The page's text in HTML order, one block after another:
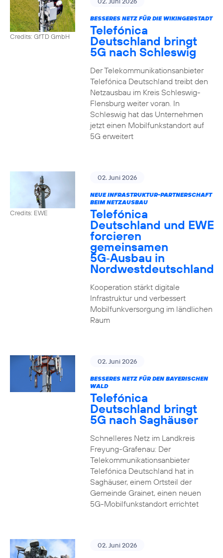
Credits: GfTD GmbH
BESSERES NETZ FÜR DIE WIKINGERSTADT
Telefónica
Deutschland bringt
5G nach Schleswig
Der Telekommunikationsanbieter
Telefónica Deutschland treibt den
Netzausbau im Kreis Schleswig-
Flensburg weiter voran. In
Schleswig hat das Unternehmen
jetzt einen Mobilfunkstandort auf
5G erweitert
Credits: EWE
02. Juni 2026
NEUE INFRASTRUKTUR-PARTNERSCHAFT
BEIM NETZAUSBAU
Telefónica
Deutschland und EWE
forcieren
gemeinsamen
5G‑Ausbau in
Nordwestdeutschland
Kooperation stärkt digitale
Infrastruktur und verbessert
Mobilfunkversorgung im ländlichen
Raum
02. Juni 2026
BESSERES NETZ FÜR DEN BAYERISCHEN
WALD
Telefónica
Deutschland bringt
5G nach Saghäuser
Schnelleres Netz im Landkreis
Freyung-Grafenau: Der
Telekommunikationsanbieter
Telefónica Deutschland hat in
Saghäuser, einem Ortsteil der
Gemeinde Grainet, einen neuen
5G-Mobilfunkstandort errichtet
02. Juni 2026